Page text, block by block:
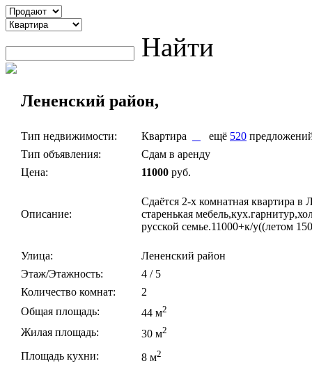
Найти
Лененский район,
Тип недвижимости: Квартира ещё 520
Тип объявления:
Сдам в аренду
Цена:
11000 руб.
Описание:
Сдаётся 2-х комнатная квартира
старенькая
русской семье.11000+к/у((летом
Улица:
Лененский район
Этаж/Этажность:
4 / 5
Количество комнат:
2
Общая площадь:
44 м2
Жилая площадь: 30 м2
Площадь кухни: 8 м2